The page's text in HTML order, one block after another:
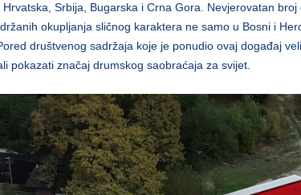
Hrvatska, Srbija, Bugarska i Crna Gora. Nevjerovatan
okupljanja sličnog karaktera ne samo u Bosni i
društvenog sadržaja koje je ponudio ovaj događaj
pokazati značaj drumskog saobraćaja za svijet.